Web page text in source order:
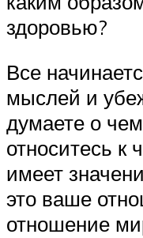
здоровью?
Все
мыслей и
думаете о
относитесь к
имеет
это ваше
отношение